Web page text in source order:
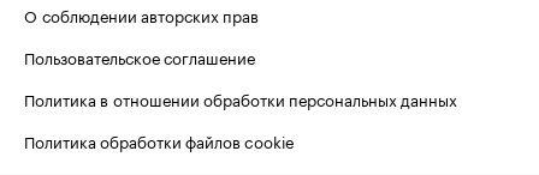
О соблюдении авторских прав
Пользовательское соглашение
Политика в отношении обработки персональных данных
Политика обработки файлов cookie